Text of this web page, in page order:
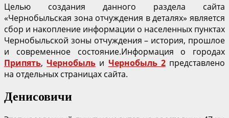
Целью создания данного раздела сайта
«Чернобыльская зона отчуждения в деталях» является
сбор и накопление информации о населенных пунктах
Чернобыльской зоны отчуждения – история, прошлое
и современное состояние.Информация о городах
Припять,Чернобыль и Чернобыль 2представлено
на отдельных страницах сайта.
Денисовичи